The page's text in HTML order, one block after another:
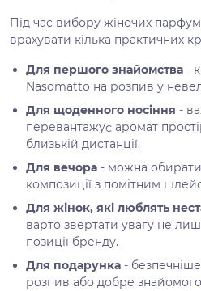
Під час вибору жіночих
врахувати кілька практичних
Для першого знайомства -
Nasomatto на розпив у
Для щоденного носіння -
перевантажує аромат
близькій дистанції.
Для вечора - можна обирати
композиції з помітним
Для жінок, які люблять
варто звертати увагу не
позиції бренду.
Для подарунка -
розпив або добре